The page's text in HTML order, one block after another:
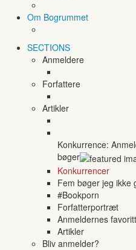
Om Bogrummet
SECTIONS
Anmeldere
Forfattere
Artikler
Konkurrence:
bøger
Konkurrencer
Fem bøger jeg ikke
#Bookporn
Forfatterportræt
Anmeldernes
Artikler
Bliv anmelder?